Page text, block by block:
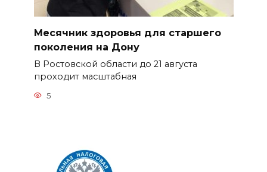
Месячник здоровья для старшего
поколения на Дону
В Ростовской области до 21 августа
проходит масштабная
5